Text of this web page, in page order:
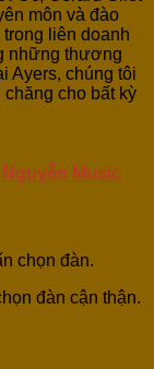
môn và đào
liên doanh
những thương
Ayers, chúng tôi
cho bất kỳ
Music
chọn đàn.
đàn cận thận.